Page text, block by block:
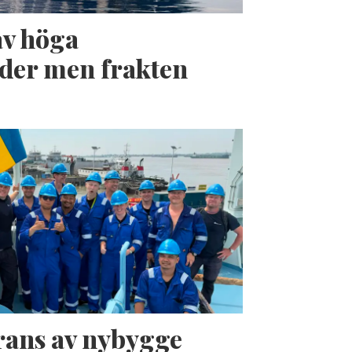
höga
men frakten
av nybygge